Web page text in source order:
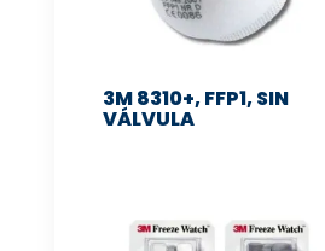
3M 8310+, FFP1, SIN
VÁLVULA